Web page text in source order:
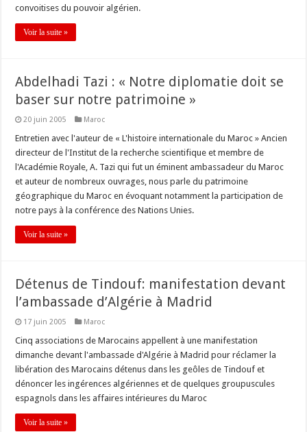
convoitises du pouvoir algérien.
Voir la suite »
Abdelhadi Tazi : « Notre diplomatie doit se
baser sur notre patrimoine »
20 juin 2005 Maroc
Entretien avec l'auteur de « L'histoire internationale du Maroc » Ancien
directeur de l'Institut de la recherche scientifique et membre de
l'Académie Royale, A. Tazi qui fut un éminent ambassadeur du Maroc
et auteur de nombreux ouvrages, nous parle du patrimoine
géographique du Maroc en évoquant notamment la participation de
notre pays à la conférence des Nations Unies.
Voir la suite »
Détenus de Tindouf: manifestation devant
l’ambassade d’Algérie à Madrid
17 juin 2005 Maroc
Cinq associations de Marocains appellent à une manifestation
dimanche devant l'ambassade d'Algérie à Madrid pour réclamer la
libération des Marocains détenus dans les geôles de Tindouf et
dénoncer les ingérences algériennes et de quelques groupuscules
espagnols dans les affaires intérieures du Maroc
Voir la suite »